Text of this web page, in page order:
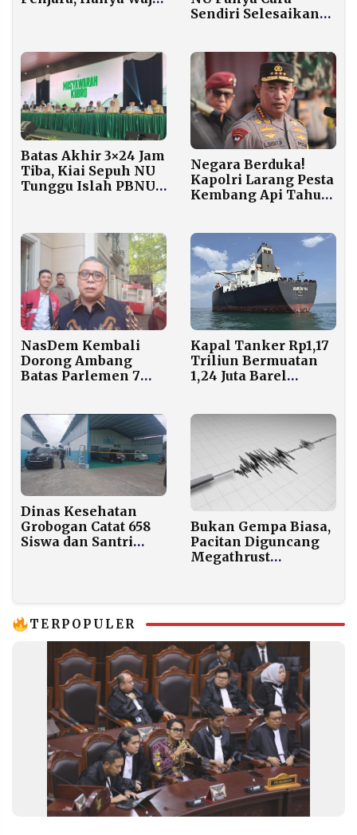
Sendiri Selesaikan
Batas Akhir 3×24 Jam
Tiba, Kiai Sepuh NU
Tunggu Islah PBNU
Mustasyar
Negara Berduka!
Kapolri Larang Pesta
Kembang Api Tahun
NasDem Kembali
Dorong Ambang
Batas Parlemen 7
Bumerang bagi
Partai Lama
Kapal Tanker Rp1,17
Triliun Bermuatan
1,24 Juta Barel
Dinas Kesehatan
Grobogan Catat 658
Siswa dan Santri
Bukan Gempa Biasa,
Pacitan Diguncang
Megathrust
TERPOPULER